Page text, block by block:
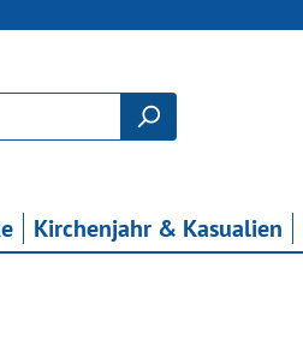
Kirchenjahr & Kasualien